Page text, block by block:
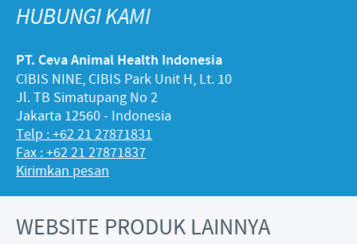
HUBUNGI KAMI
PT. Ceva Animal Health Indonesia
CIBIS NINE, CIBIS Park Unit H, Lt. 10
Jl. TB Simatupang No 2
Jakarta 12560 - Indonesia
Telp : +62 21 27871831
Fax : +62 21 27871837
Kirimkan pesan
WEBSITE PRODUK LAINNYA